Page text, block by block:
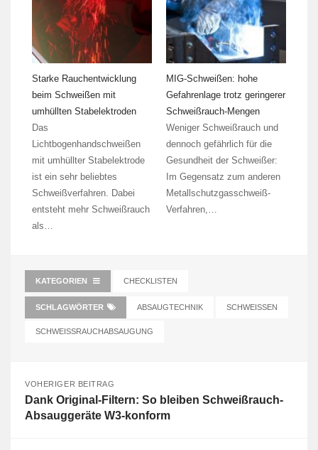
Starke Rauchentwicklung
beim Schweißen mit
umhüllten Stabelektroden
Das
Lichtbogenhandschweißen
mit umhüllter Stabelektrode
ist ein sehr beliebtes
Schweißverfahren. Dabei
entsteht mehr Schweißrauch
als…
MIG-Schweißen: hohe
Gefahrenlage trotz geringerer
Schweißrauch-Mengen
Weniger Schweißrauch und
dennoch gefährlich für die
Gesundheit der Schweißer:
Im Gegensatz zum anderen
Metallschutzgasschweiß-
Verfahren,…
KATEGORIEN CHECKLISTEN
SCHLAGWÖRTER ABSAUGTECHNIK SCHWEISSEN
SCHWEISSRAUCHABSAUGUNG
VOHERIGER BEITRAG
Dank Original-Filtern: So bleiben Schweißrauch-
Absauggeräte W3-konform